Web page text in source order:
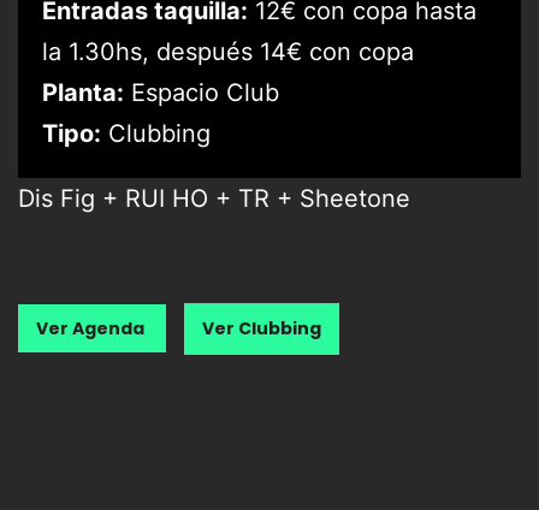
Entradas taquilla: 12€ con copa hasta
la 1.30hs, después 14€ con copa
Planta: Espacio Club
Tipo: Clubbing
Dis Fig + RUI HO + TR + Sheetone
Ver Agenda Ver Clubbing